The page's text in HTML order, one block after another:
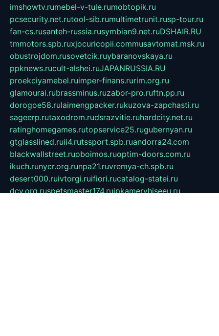
imshowtv.rumebel-v-tule.rumobtopik.ru
pcsecurity.net.rutool-sib.rumultimetrunit.rusp-tour.ru
fan-cs.rusanteh-russia.rusymbian9.net.ruDSHAIR.RU
tmmotors.spb.ruxjocuricopii.commusavtomat.msk.ru
obustrojdom.rusovetcik.ruybaranovskaya.ru
ppknews.rucult-alshei.ruJAPANRUSSIA.RU
proekciyamebel.ruimper-finans.rurim.org.ru
glamourai.rubrassminus.ruzabor-pro.ruftn.pp.ru
dorogoe58.rulaimengpacker.rukuzova-zapchasti.ru
sageerp.rutaxodrom.rudsrazvitie.ruhardcity.net.ru
ratinghomegames.rutopservice25.rugubernyan.ru
gtglasslined.ruii4.rutssport.spb.ruandorra24.com
blackwallstreet.ruoboimos.ruoptim-doors.com.ru
ikuch.runycr.org.runpa21.ruvremya-ch.spb.ru
desert000.ruivtorgi.ruifiori.rucatalog-statei.ru
dcv.org.ruspetsmaster174.ruipkameryhiseeu.ru